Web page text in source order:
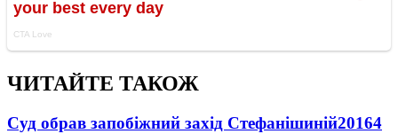
ЧИТАЙТЕ ТАКОЖ
Суд обрав запобіжний захід Стефанішиній20164